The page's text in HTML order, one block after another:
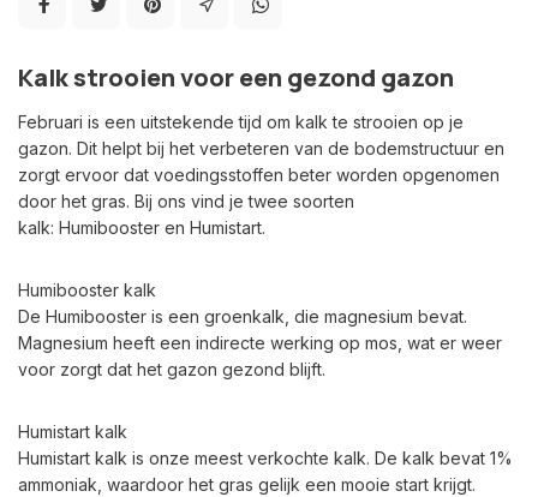
Kalk strooien voor een gezond gazon
Februari is een uitstekende tijd om kalk te strooien op je
gazon. Dit helpt bij het verbeteren van de bodemstructuur en
zorgt ervoor dat voedingsstoffen beter worden opgenomen
door het gras. Bij ons vind je twee soorten
kalk: Humibooster en Humistart.
Humibooster kalk
De Humibooster is een groenkalk, die magnesium bevat.
Magnesium heeft een indirecte werking op mos, wat er weer
voor zorgt dat het gazon gezond blijft.
Humistart kalk
Humistart kalk is onze meest verkochte kalk. De kalk bevat 1%
ammoniak, waardoor het gras gelijk een mooie start krijgt.